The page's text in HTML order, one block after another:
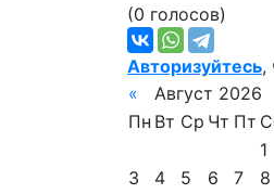
(0 голосов)
Авторизуйтесь,
«
Август 2026
Пн Вт Ср Чт Пт
1
3
4 5 6 7 8